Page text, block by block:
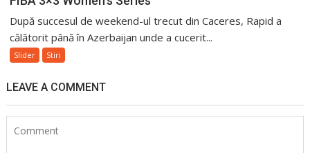
După succesul de weekend-ul trecut din Caceres, Rapid a
călătorit până în Azerbaijan unde a cucerit...
Slider Stiri
LEAVE A COMMENT